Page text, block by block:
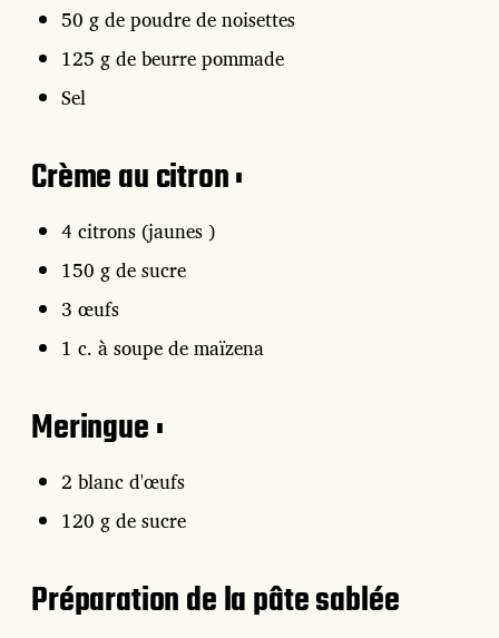
50 g de poudre de noisettes
125 g de beurre pommade
Sel
Crème au citron :
4 citrons (jaunes )
150 g de sucre
3 œufs
1 c. à soupe de maïzena
Meringue :
2 blanc d'œufs
120 g de sucre
Préparation de la pâte sablée